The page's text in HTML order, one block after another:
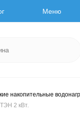
Меню
накопительные
2 кВт.